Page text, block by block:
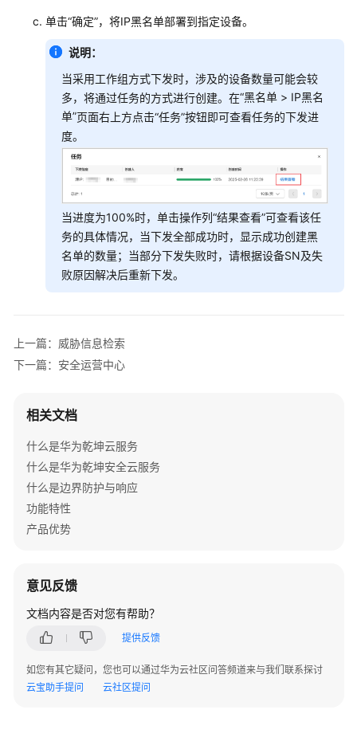
控
台
MSP
心
设
MSP
账
管
理
处
户
托
关
租
单击“确定”，将IP黑名单部署到指定设备。
说明：
当采用工作组方式下发时，涉及的设备数量可能会较
多，将通过任务的方式进行创建。在“黑名单 > IP黑名
单”页面右上方点击“任务”按钮即可查看任务的下发进
度。
当进度为100%时，单击操作列“结果查看”可查看该任
务的具体情况，当下发全部成功时，显示成功创建黑
名单的数量；当部分下发失败时，请根据设备SN及失
败原因解决后重新下发。
上一篇：威胁信息检索
下一篇：安全运营中心
相关文档
什么是华为乾坤云服务
什么是华为乾坤安全云服务
什么是边界防护与响应
功能特性
产品优势
意见反馈
文档内容是否对您有帮助？
提供反馈
如您有其它疑问，您也可以通过华为云社区问答频道来与我们联系探讨
云宝助手提问
云社区提问